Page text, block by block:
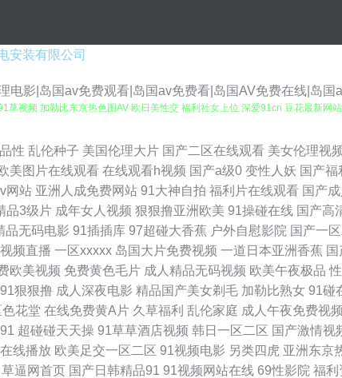
安装有限公司
影|岛国av免费观看|岛国av免费看|岛国AV免费在线|岛国
视频 加勒比东京热色图AV 欧日美性交 福利社女上位 深爱91cn 豆花最新网
女 国产日韩欧美成人 午夜男人视频 东京热AV在线 天堂色豆花555 丁香花
网站 超碰av福利在线导航 欧美性交影院 97午夜精品福利影院 日韩久久天堂
国产ts人妖 超碰日韩 伪娘丝袜足交故事 豆花av的网址 亚洲操三级 www干
91在线入口免费 欧美日韩成人精品 91播放器 激情网在线 91大神视频在线
91蜜芽久久 久久草日韩在线 91免费WWW 东京热福利电影在线 青青操社
堂色色 95在线国产视频 九九热艹 天堂男人黄网 91在线播放福利 伊人色香
性 乱伦种子 美国伦理大片 国产二区在线观看 美女伦理视
美图片在线观看 在线观看h视频 国产a级0 变性人妖 国产福
网站 亚洲人成免费网站 91大神自拍 福利片在线观看 国产
品3级片 成年女人视频 狠狠撸亚洲欧美 91操碰在线 国产高
品无码电影 91插插库 97超碰大香蕉 户外自慰影院 国产一
频直播 一区xxxxx 岛国大片免费视频 一道日本亚洲香蕉
欧美视频 免费黄色毛片 成人精品无码视频 欧美午夜极品
91狠狠撸 成人深夜电影 精品国产美女剃毛 加勒比熟女 91碰
花堂 在线免费黄A片 久草福利 乱伦家庭 成人午夜免费视频
超碰碰天天操 91草草酒店视频 韩日一区二区 国产激情视
线播放 欧美足交一区二区 91视频电影 另类四虎 亚洲东京
草逼网首页 国产日韩精品91 91视频网站在线 69性影院 福利